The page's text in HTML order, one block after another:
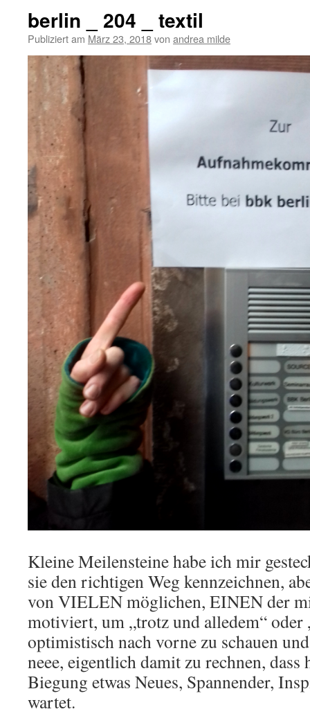
berlin _ 204 _ textil
Publiziert am März 23, 2018von andrea milde
Kleine Meilensteine habe ich mir
sie den richtigen Weg kennzeichnen,
von VIELEN möglichen, EINEN der
motiviert, um „trotz und alledem“ oder
optimistisch nach vorne zu schauen
neee, eigentlich damit zu rechnen, dass
Biegung etwas Neues, Spannender,
wartet.